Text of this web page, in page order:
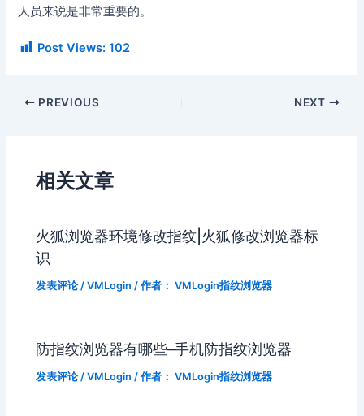
人员来说是非常重要的。
Post Views: 102
PREVIOUS NEXT
相关文章
火狐浏览器环境修改指纹|火狐修改浏览器标
识
发表评论 /VMLogin / 作者： VMLogin指纹浏览器
防指纹浏览器有哪些–手机防指纹浏览器
发表评论 /VMLogin / 作者： VMLogin指纹浏览器